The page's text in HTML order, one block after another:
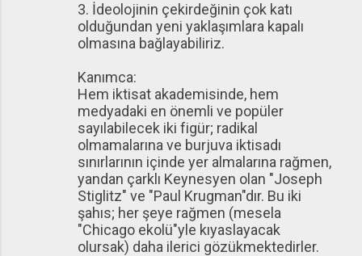
3. İdeolojinin çekirdeğinin çok katı
olduğundan yeni yaklaşımlara kapalı
olmasına bağlayabiliriz.
Kanımca:
Hem iktisat akademisinde, hem
medyadaki en önemli ve popüler
sayılabilecek iki figür; radikal
olmamalarına ve burjuva iktisadı
sınırlarının içinde yer almalarına rağmen,
yandan çarklı Keynesyen olan "Joseph
Stiglitz" ve "Paul Krugman"dır. Bu iki
şahıs; her şeye rağmen (mesela
"Chicago ekolü"yle kıyaslayacak
olursak) daha ilerici gözükmektedirler.